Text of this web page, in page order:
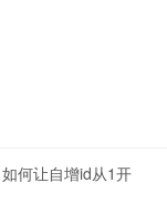
何让自增id从1开